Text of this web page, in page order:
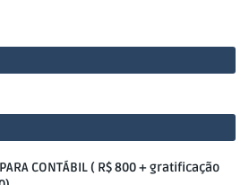
PARA CONTÁBIL ( R$ 800 + gratificação